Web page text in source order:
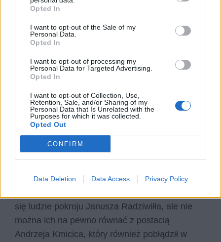
Opted In
I want to opt-out of the Sale of my
Personal Data.
Opted In
I want to opt-out of processing my
Personal Data for Targeted Advertising.
Opted In
I want to opt-out of Collection, Use,
Retention, Sale, and/or Sharing of my
Personal Data that Is Unrelated with the
Purposes for which it was collected.
Opted Out
CONFIRM
Data Deletion Data Access Privacy Policy
czasu działał w porozumieniu ze Szwedami,
postaci bogactw i innych majętności, kiedy ci
zdobędą całą Rzeczpospolitą. Tak się nie stało,
Radziejowski szybko stracił poważanie po
stronie szwedzkiej, a po stronie polskiej przez
zdrajcę.
Jak więc widać, zdrada ma w
oblicz i nie zawsze – choć w zdecydowanej
większości przypadków – była motywowana
pragnieniem wzbogacenia się na nieszczęściu
się ludzie pokroju Janusza Radziwiłła, ale nie
można ich na pewno równać z postacią
Andrzeja Kmicica, który również pobłądził w